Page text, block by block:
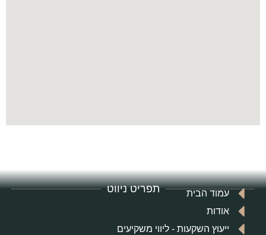
תפריט ניווט
עמוד הבית
אודות
ייעוץ השקעות - ליווי משקיעים